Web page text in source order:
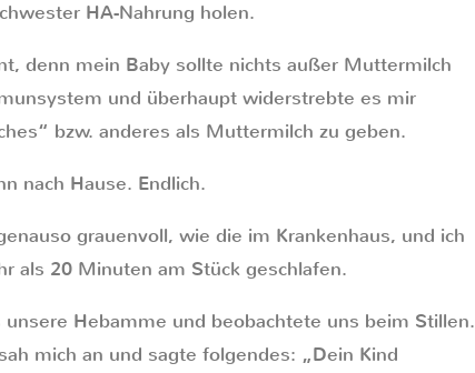
HA-Nahrung holen.
denn mein Baby sollte nichts außer Muttermilch
und überhaupt widerstrebte es mir
bzw. anderes als Muttermilch zu geben.
nach Hause. Endlich.
grauenvoll, wie die im Krankenhaus, und ich
als 20 Minuten am Stück geschlafen.
unsere Hebamme und beobachtete uns beim Stillen.
mich an und sagte folgendes: „Dein Kind